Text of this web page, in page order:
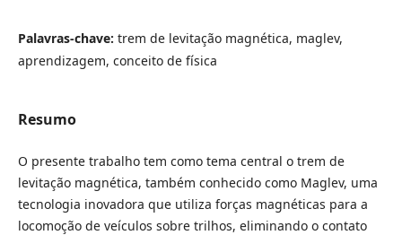
Palavras-chave: trem de levitação magnética, maglev,
aprendizagem, conceito de física
Resumo
O presente trabalho tem como tema central o trem de
levitação magnética, também conhecido como Maglev, uma
tecnologia inovadora que utiliza forças magnéticas para a
locomoção de veículos sobre trilhos, eliminando o contato